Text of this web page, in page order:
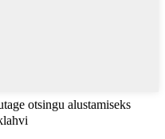
otsingu alustamiseks